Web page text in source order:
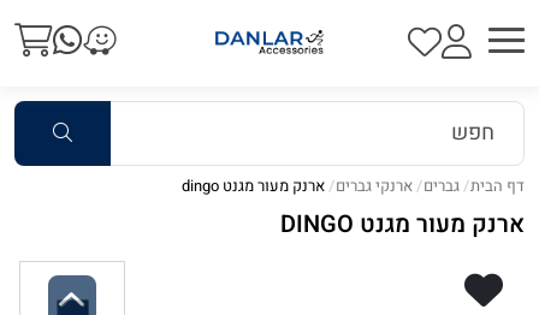
דף הבית גברים ארנקי גברים ארנק מעור מגנט dingo
ארנק מעור מגנט DINGO